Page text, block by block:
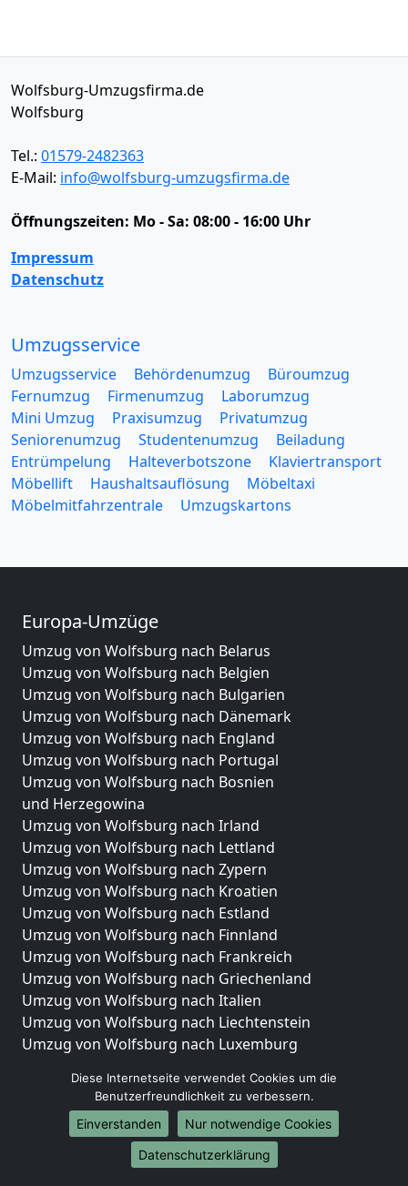
Wolfsburg-Umzugsfirma.de
Wolfsburg
Tel.: 01579-2482363
E-Mail: info@wolfsburg-umzugsfirma.de
Öffnungszeiten: Mo - Sa: 08:00 - 16:00 Uhr
Impressum
Datenschutz
Umzugsservice
Umzugsservice Behördenumzug
Büroumzug
Fernumzug
Firmenumzug
Laborumzug
Mini Umzug
Praxisumzug
Privatumzug
Seniorenumzug
Studentenumzug
Beiladung
Entrümpelung
Halteverbotszone
Klaviertransport
Möbellift
Haushaltsauflösung
Möbeltaxi
Möbelmitfahrzentrale
Umzugskartons
Europa-Umzüge
Umzug von Wolfsburg nach Belarus
Umzug von Wolfsburg nach Belgien
Umzug von Wolfsburg nach Bulgarien
Umzug von Wolfsburg nach Dänemark
Umzug von Wolfsburg nach England
Umzug von Wolfsburg nach Portugal
Umzug von Wolfsburg nach Bosnien
und Herzegowina
Umzug von Wolfsburg nach Irland
Umzug von Wolfsburg nach Lettland
Umzug von Wolfsburg nach Zypern
Umzug von Wolfsburg nach Kroatien
Umzug von Wolfsburg nach Estland
Umzug von Wolfsburg nach Finnland
Umzug von Wolfsburg nach Frankreich
Umzug von Wolfsburg nach Griechenland
Umzug von Wolfsburg nach Italien
Umzug von Wolfsburg nach Liechtenstein
Umzug von Wolfsburg nach Luxemburg
Umzug von Wolfsburg nach Norwegen
Umzüge-Deutschlandweit
Umzug von Wolfsburg nach Berlin
Umzug von Wolfsburg nach Hamburg
Diese Internetseite verwendet Cookies um die
Benutzerfreundlichkeit zu verbessern.
Einverstanden
Nur notwendige Cookies
Datenschutzerklärung